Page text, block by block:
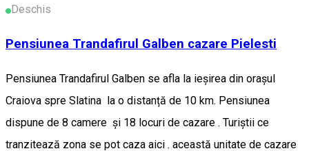
Deschis
Pensiunea Trandafirul Galben cazare Pielesti
Pensiunea Trandafirul Galben se afla la ieșirea din orașul
Craiova spre Slatina la o distanță de 10 km. Pensiunea
dispune de 8 camere și 18 locuri de cazare . Turiștii ce
tranzitează zona se pot caza aici . această unitate de cazare